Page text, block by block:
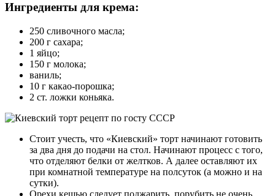
Ингредиенты для крема:
250 сливочного масла;
200 г сахара;
1 яйцо;
150 г молока;
ваниль;
10 г какао-порошка;
2 ст. ложки коньяка.
Стоит учесть, что «Киевский» торт начинают готовить
за два дня до подачи на стол. Начинают процесс с того,
что отделяют белки от желтков. А далее оставляют их
при комнатной температуре на полсуток (а можно и на
сутки).
Орехи кешью следует поджарить, порубить не очень